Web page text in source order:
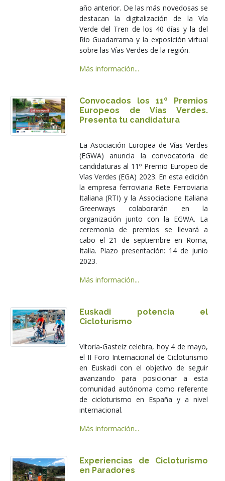
año anterior. De las más novedosas se
destacan la digitalización de la Vía
Verde del Tren de los 40 días y la del
Río Guadarrama y la exposición virtual
sobre las Vías Verdes de la región.
Más información...
Convocados los 11º Premios
Europeos de Vías Verdes.
Presenta tu candidatura
La Asociación Europea de Vías Verdes
(EGWA) anuncia la convocatoria de
candidaturas al 11º Premio Europeo de
Vías Verdes (EGA) 2023. En esta edición
la empresa ferroviaria Rete Ferroviaria
Italiana (RTI) y la Associacione Italiana
Greenways colaborarán en la
organización junto con la EGWA. La
ceremonia de premios se llevará a
cabo el 21 de septiembre en Roma,
Italia. Plazo presentación: 14 de junio
2023.
Más información...
Euskadi potencia el
Cicloturismo
Vitoria-Gasteiz celebra, hoy 4 de mayo,
el II Foro Internacional de Cicloturismo
en Euskadi con el objetivo de seguir
avanzando para posicionar a esta
comunidad autónoma como referente
de cicloturismo en España y a nivel
internacional.
Más información...
Experiencias de Cicloturismo
en Paradores